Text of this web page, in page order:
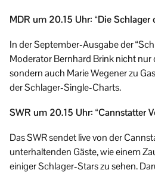
MDR um 20.15 Uhr: “Die Schlager
In der September-Ausgabe der
Moderator Bernhard Brink nicht
sondern auch Marie Wegener zu
der Schlager-Single-Charts.
SWR um 20.15 Uhr: “Cannstatter
Das SWR sendet live von der
unterhaltenden Gäste, wie einem
einiger Schlager-Stars zu sehen.